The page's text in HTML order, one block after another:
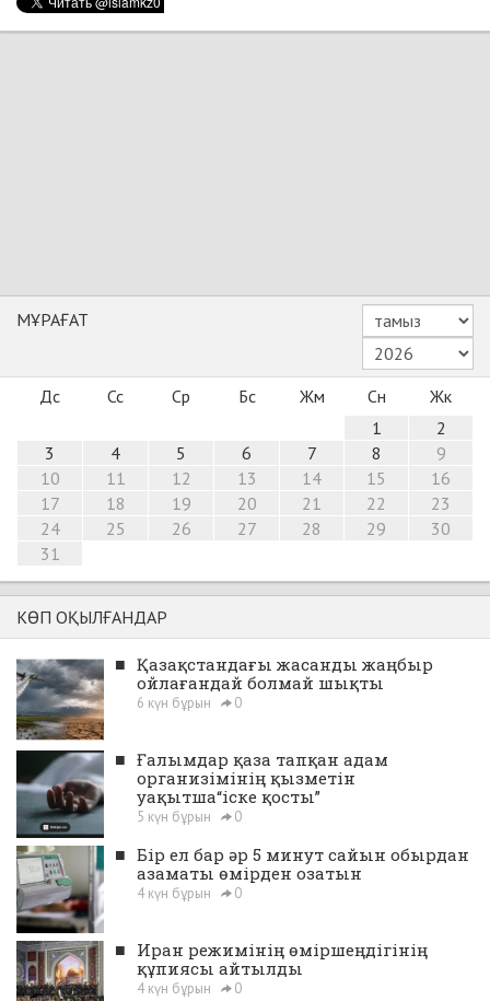
МҰРАҒАТ
Дс Сс Ср Бс Жм Сн
Жк
1
2
3
4 5 6 7 8
9
10
11 12 13 14 15
16
17
18 19 20 21 22
23
24
25 26 27 28 29
30
31
КӨП ОҚЫЛҒАНДАР
■ Қазақстандағы жасанды жаңбыр
ойлағандай болмай шықты
6 күн бұрын 0
■ Ғалымдар қаза тапқан адам
организімінің қызметін
уақытша“іске қосты”
5 күн бұрын 0
■ Бір ел бар әр 5 минут сайын обырдан
азаматы өмірден озатын
4 күн бұрын 0
■ Иран режимінің өміршеңдігінің
құпиясы айтылды
4 күн бұрын 0